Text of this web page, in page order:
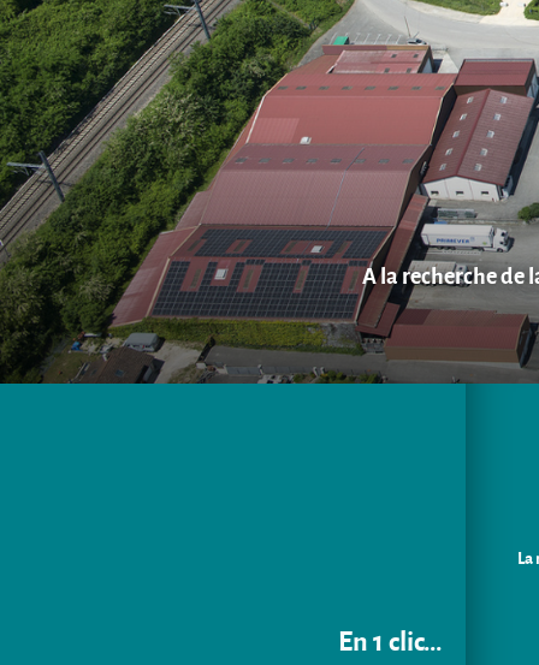
A la recherche de
En 1 clic...